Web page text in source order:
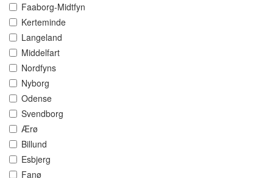
Faaborg-Midtfyn
Kerteminde
Langeland
Middelfart
Nordfyns
Nyborg
Odense
Svendborg
Ærø
Billund
Esbjerg
Fanø